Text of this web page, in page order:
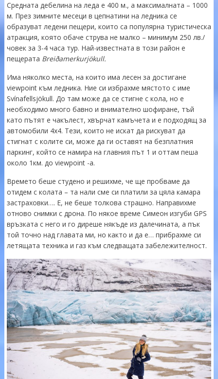
Средната дебелина на леда е 400 м., а максималната – 1000
м. През зимните месеци в цепнатини на ледника се
образуват ледени пещери, които са популярна туристическа
атракция, която обаче струва не малко – минимум 250 лв./
човек за 3-4 часа тур. Най-известната в този район е
пещерата Breiðamerkurjökull.
Има няколко места, на които има лесен за достигане
viewpoint към ледника. Ние си избрахме мястото с име
Svínafellsjökull. До там може да се стигне с кола, но е
необходимо много бавно и внимателно шофиране, тъй
като пътят е чакълест, хвърчат камъчета и е подходящ за
автомобили 4х4. Тези, които не искат да рискуват да
стигнат с колите си, може да ги оставят на безплатния
паркинг, който се намира на главния път 1 и оттам пеша
около 1км. до viewpoint -а.
Времето беше студено и решихме, че ще пробваме да
отидем с колата – та нали сме си платили за цяла камара
застраховки…. Е, не беше толкова страшно. Направихме
отново снимки с дрона. По някое време Симеон изгуби GPS
връзката с него и го диреше някъде из далечината, а пък
той точно над главата ми, но както и да е… прибрахме си
летящата техника и газ към следващата забележителност.